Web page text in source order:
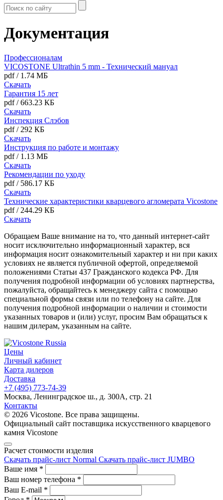
Документация
Профессионалам
VICOSTONE Ultrathin 5 mm - Технический мануал
pdf/ 1.74 МБ
Скачать
Гарантия 15 лет
pdf/663.23 КБ
Скачать
Инспекция Слэбов
pdf/ 292 КБ
Скачать
Инструкция по работе и монтажу
pdf/ 1.13 МБ
Скачать
Рекомендации по уходу
pdf/ 586.17 КБ
Скачать
Технические характеристики кварцевого агломерата Vicostone
pdf/ 244.29 КБ
Скачать
Обращаем Ваше внимание на то, что данный интернет-сайт
носит исключительно информационный характер, вся
информация носит ознакомительный характер и ни при каких
условиях не является публичной офертой, определяемой
положениями Статьи 437 Гражданского кодекса РФ. Для
получения подробной информации об условиях партнерства,
пожалуйста, обращайтесь к менеджеру сайта с помощью
специальной формы связи или по телефону на сайте. Для
получения подробной информации о наличии и стоимости
указанных товаров и (или) услуг, просим Вам обращаться к
нашим дилерам, указанным на сайте.
Цены
Личный кабинет
Карта дилеров
Доставка
+7 (495) 773-74-39
Москва, Ленинградское ш., д. 300А, стр. 21
Контакты
© 2026 Vicostone. Все права защищены.
Официальный сайт поставщика искусственного кварцевого
камня Vicostone
Расчет стоимости изделия
Скачать прайс-лист Normal Скачать прайс-лист JUMBO
Ваше имя *
Ваш номер телефона *
Ваш E-mail *